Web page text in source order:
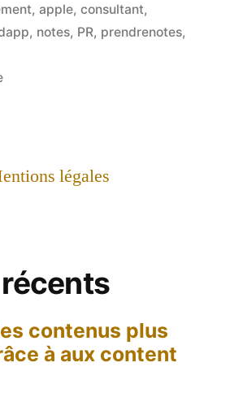
, apple, consultant,
, notes, PR, prendrenotes,
sur
enfin
légales
contenus plus
à aux content